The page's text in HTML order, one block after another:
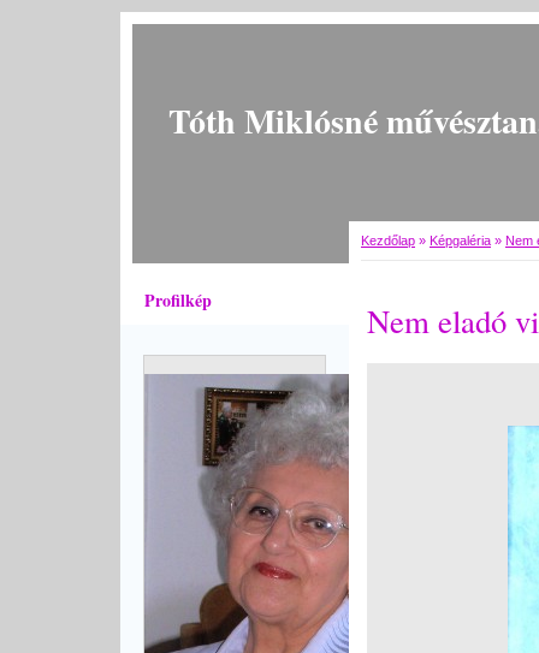
Tóth Miklósné
Profilkép
Kezdőlap » Képgaléria » Nem
Nem eladó